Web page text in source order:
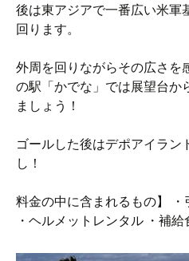
後は東アジアで一番広い米軍
回ります。
外周を回りながらその広さを
の駅「かでな」では展望台か
ましょう！
ゴールした後はデポアイラン
し！
料金の中に含まれるもの】
・ヘルメットレンタル ・補給